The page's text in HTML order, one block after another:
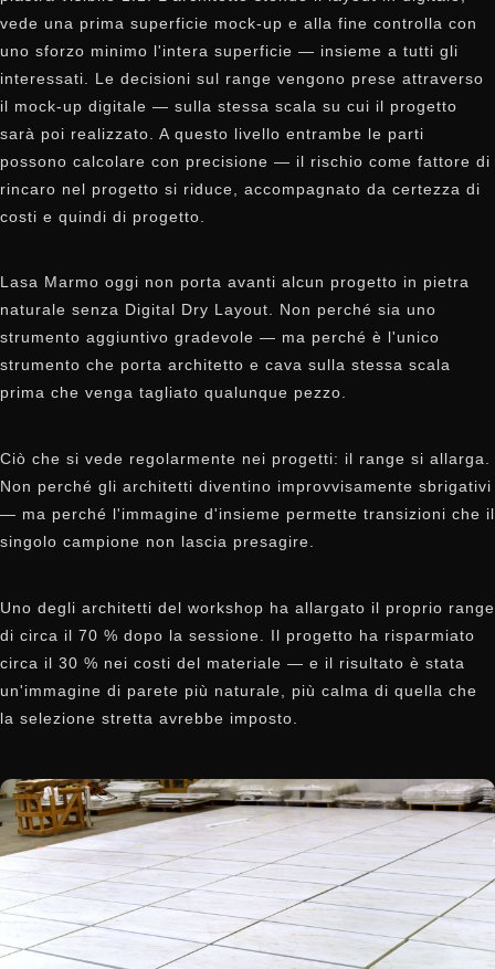
vede una prima superficie mock-up e alla fine controlla con
uno sforzo minimo l'intera superficie — insieme a tutti gli
interessati. Le decisioni sul range vengono prese attraverso
il mock-up digitale — sulla stessa scala su cui il progetto
sarà poi realizzato. A questo livello entrambe le parti
possono calcolare con precisione — il rischio come fattore di
rincaro nel progetto si riduce, accompagnato da certezza di
costi e quindi di progetto.
Lasa Marmo oggi non porta avanti alcun progetto in pietra
naturale senza Digital Dry Layout. Non perché sia uno
strumento aggiuntivo gradevole — ma perché è l'unico
strumento che porta architetto e cava sulla stessa scala
prima che venga tagliato qualunque pezzo.
Ciò che si vede regolarmente nei progetti: il range si allarga.
Non perché gli architetti diventino improvvisamente sbrigativi
— ma perché l'immagine d'insieme permette transizioni che il
singolo campione non lascia presagire.
Uno degli architetti del workshop ha allargato il proprio range
di circa il 70 % dopo la sessione. Il progetto ha risparmiato
circa il 30 % nei costi del materiale — e il risultato è stata
un'immagine di parete più naturale, più calma di quella che
la selezione stretta avrebbe imposto.